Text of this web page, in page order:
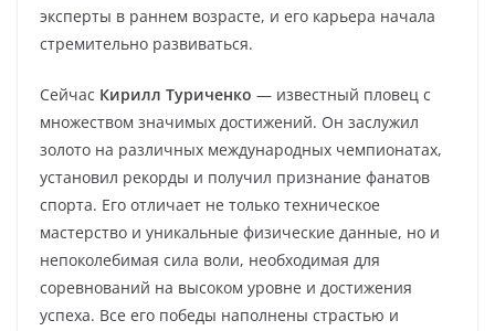
эксперты в раннем возрасте, и его карьера начала
стремительно развиваться.
Сейчас Кирилл Туриченко — известный пловец с
множеством значимых достижений. Он заслужил
золото на различных международных чемпионатах,
установил рекорды и получил признание фанатов
спорта. Его отличает не только техническое
мастерство и уникальные физические данные, но и
непоколебимая сила воли, необходимая для
соревнований на высоком уровне и достижения
успеха. Все его победы наполнены страстью и